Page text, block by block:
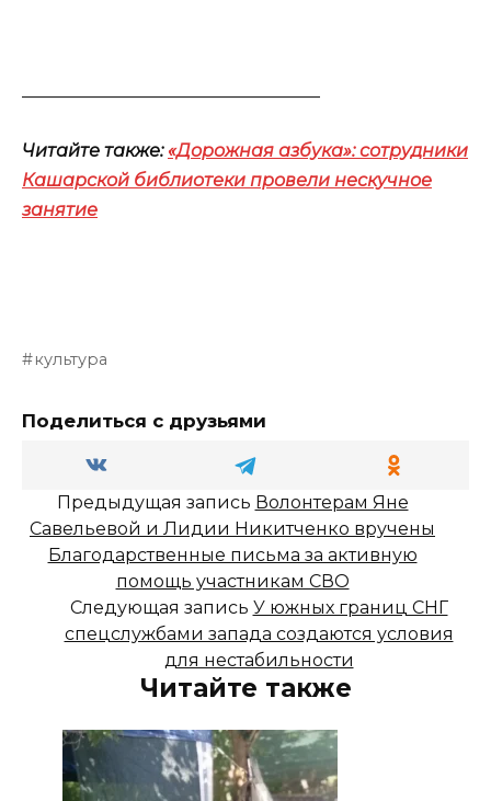
Читайте также: «Дорожная азбука»: сотрудники
Кашарской библиотеки провели нескучное
занятие
культура
Поделиться с друзьями
Предыдущая запись Волонтерам Яне
Савельевой и Лидии Никитченко вручены
Благодарственные письма за активную
помощь участникам СВО
Следующая запись У южных границ СНГ
спецслужбами запада создаются условия
для нестабильности
Читайте также